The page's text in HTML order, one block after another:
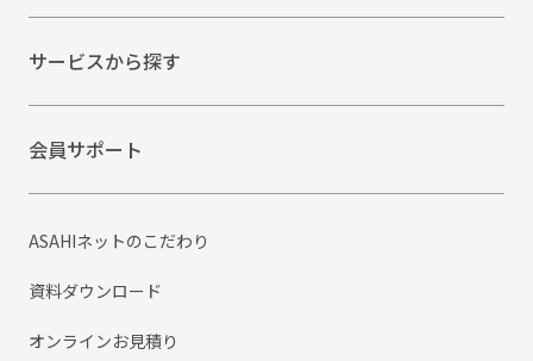
サービスから探す
会員サポート
ASAHIネットのこだわり
資料ダウンロード
オンラインお見積り